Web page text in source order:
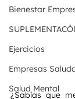
Bienestar
Ejercicios
Empresas
Salud Mental
¿Sabías que